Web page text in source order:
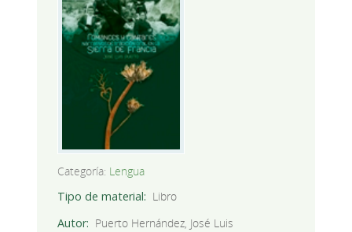
Categoría: Lengua
Tipo de material
Libro
Autor
Puerto Hernández, José Luis